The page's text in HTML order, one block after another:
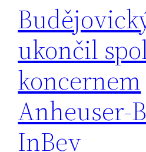
ukončil
koncernem
Anheuser-
InBev